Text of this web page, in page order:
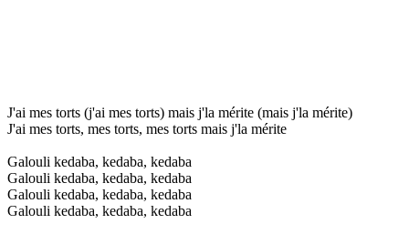
J'ai mes torts (j'ai mes torts) mais j'la mérite (mais j'la mérite)
J'ai mes torts, mes torts, mes torts mais j'la mérite
Galouli kedaba, kedaba, kedaba
Galouli kedaba, kedaba, kedaba
Galouli kedaba, kedaba, kedaba
Galouli kedaba, kedaba, kedaba